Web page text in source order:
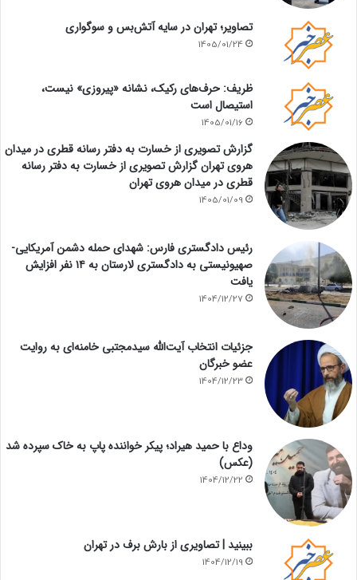
تصاویر؛ تهران در سایه آتش‌بس و سوگواری
1405/01/24
ظریف: حرف‌های رکیک، نشانه «پیروزی» نیست،
استیصال است
1405/01/16
گزارش تصویری از خسارت به دفتر رسانه قطری در میدان
هروی تهران گزارش تصویری از خسارت به دفتر رسانه
قطری در میدان هروی تهران
1405/01/09
رئیس دادگستری فارس: شهدای حمله دشمن آمریکایی-
صهیونیستی به دادگستری لارستان به ۱۴ نفر افزایش
یافت
1404/12/27
جزئیات انتخاب آیت‌الله سیدمجتبی خامنه‌ای به روایت
عضو خبرگان
1404/12/23
وداع با حمید هیراد؛ پیکر خواننده پاپ به خاک سپرده شد
(عکس)
1404/12/22
ببینید | تصاویری از بارش برف در تهران
1404/12/19